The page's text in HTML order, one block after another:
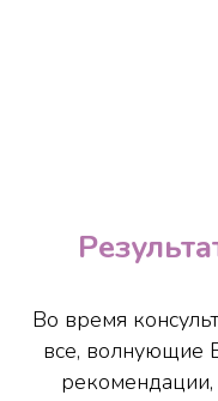
Во время
все, волнующие